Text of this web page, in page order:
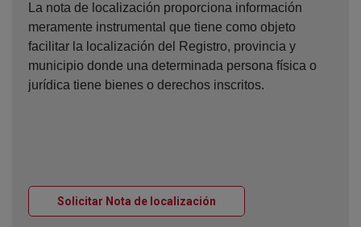
La nota de localización proporciona información
meramente instrumental que tiene como objeto
facilitar la localización del Registro, provincia y
municipio donde una determinada persona física o
jurídica tiene bienes o derechos inscritos.
Solicitar Nota de localización